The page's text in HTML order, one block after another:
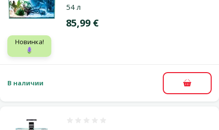
54 л
Цена
85,99 €
Новинка!
🪻
В наличии В